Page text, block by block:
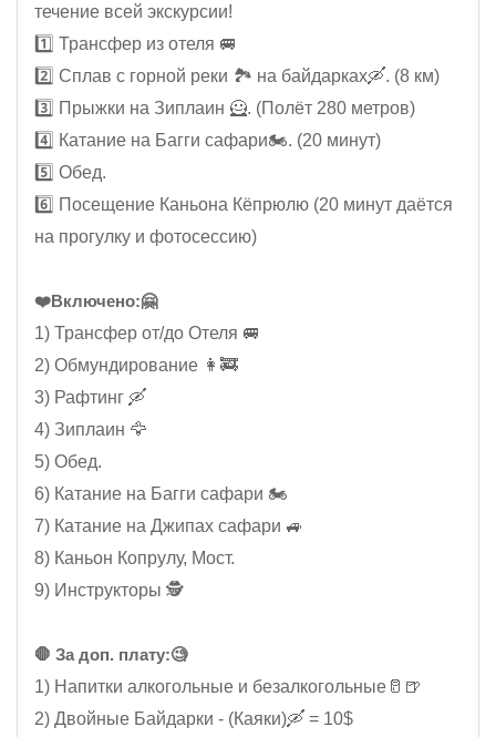
течение всей экскурсии!
1️⃣ Трансфер из отеля 🚐
2️⃣ Сплав с горной реки 🏞️ на байдарках🛶. (8 км)
3️⃣ Прыжки на Зиплаин 🦸. (Полёт 280 метров)
4️⃣ Катание на Багги сафари🏍️. (20 минут)
5️⃣ Обед.
6️⃣ Посещение Каньона Кёпрюлю (20 минут даётся
на прогулку и фотосессию)
❤️Включено:🤗
1) Трансфер от/до Отеля 🚐
2) Обмундирование 👩‍🚒
3) Рафтинг 🛶
4) Зиплаин 🦅
5) Обед.
6) Катание на Багги сафари 🏍️
7) Катание на Джипах сафари 🚙
8) Каньон Копрулу, Мост.
9) Инструкторы 🕵️
🛑 За доп. плату:🧐
1) Напитки алкогольные и безалкогольные🥛🍺
2) Двойные Байдарки - (Каяки)🛶 = 10$